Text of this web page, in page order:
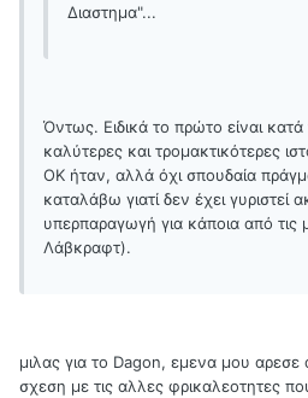
Διαστημα"...
Όντως. Ειδικά το πρώτο είναι
καλύτερες και τρομακτικότερες
ΟΚ ήταν, αλλά όχι σπουδαία
καταλάβω γιατί δεν έχει γυριστεί
υπερπαραγωγή για κάποια από τις
Λάβκραφτ).
μιλας για το Dagon, εμενα μου αρεσε
σχεση με τις αλλες φρικαλεοτητες